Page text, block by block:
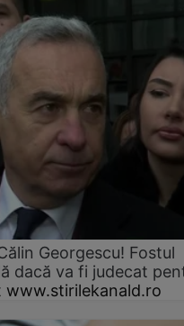
Georgescu! Fostul
dacă va fi judecat
www.stirilekanald.ro